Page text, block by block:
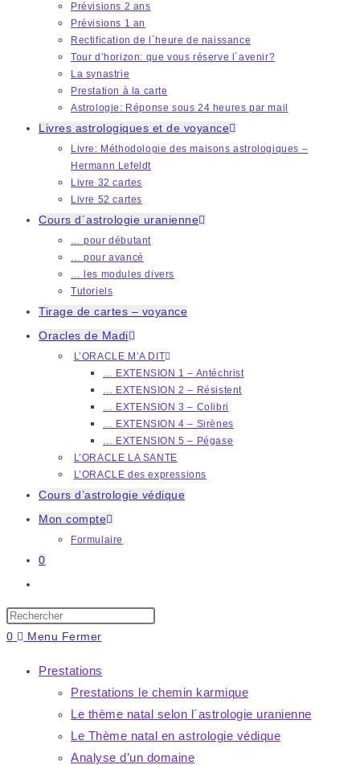
Prévisions 2 ans
Prévisions 1 an
Rectification de l´heure de naissance
Tour d’horizon: que vous réserve l´avenir?
La synastrie
Prestation à la carte
Astrologie: Réponse sous 24 heures par mail
Livres astrologiques et de voyance
Livre: Méthodologie des maisons astrologiques –
Hermann Lefeldt
Livre 32 cartes
Livre 52 cartes
Cours d´astrologie uranienne
… pour débutant
… pour avancé
… les modules divers
Tutoriels
Tirage de cartes – voyance
Oracles de Madi
L’ORACLE M’A DIT
… EXTENSION 1 – Antéchrist
… EXTENSION 2 – Résistent
… EXTENSION 3 – Colibri
… EXTENSION 4 – Sirènes
… EXTENSION 5 – Pégase
L’ORACLE LA SANTE
L’ORACLE des expressions
Cours d’astrologie védique
Mon compte
Formulaire
0
website
search
search
panel.
0 Menu Fermer
Prestations
Prestations le chemin karmique
Le thème natal selon l´astrologie uranienne
Le Thème natal en astrologie védique
Analyse d’un domaine